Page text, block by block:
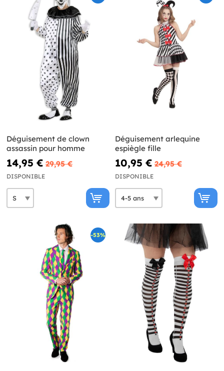
Déguisement de clown
assassin pour homme
14,95 € 29,95 €
DISPONIBLE
Déguisement arlequine
espiègle fille
10,95 € 24,95 €
DISPONIBLE
-53%